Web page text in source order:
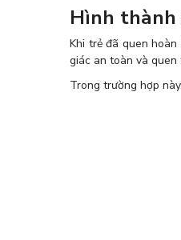
Hình
Khi trẻ đã quen
giác an toàn và quen
Trong trường hợp